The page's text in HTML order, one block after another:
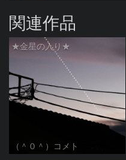
関連作品
★金星の入り★
（＾０＾）コメト